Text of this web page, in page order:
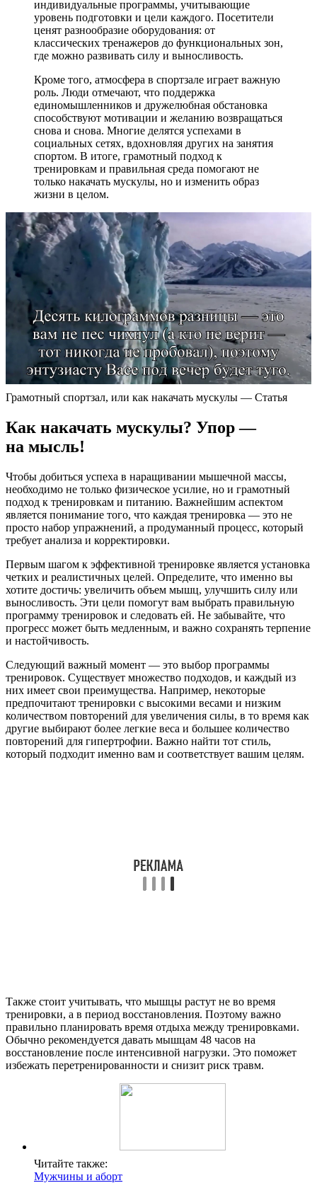
индивидуальные программы, учитывающие
уровень подготовки и цели каждого. Посетители
ценят разнообразие оборудования: от
классических тренажеров до функциональных зон,
где можно развивать силу и выносливость.
Кроме того, атмосфера в спортзале играет важную
роль. Люди отмечают, что поддержка
единомышленников и дружелюбная обстановка
способствуют мотивации и желанию возвращаться
снова и снова. Многие делятся успехами в
социальных сетях, вдохновляя других на занятия
спортом. В итоге, грамотный подход к
тренировкам и правильная среда помогают не
только накачать мускулы, но и изменить образ
жизни в целом.
Грамотный спортзал, или как накачать мускулы — Статья
Как накачать мускулы? Упор —
на мысль!
Чтобы добиться успеха в наращивании мышечной массы,
необходимо не только физическое усилие, но и грамотный
подход к тренировкам и питанию. Важнейшим аспектом
является понимание того, что каждая тренировка — это не
просто набор упражнений, а продуманный процесс, который
требует анализа и корректировки.
Первым шагом к эффективной тренировке является установка
четких и реалистичных целей. Определите, что именно вы
хотите достичь: увеличить объем мышц, улучшить силу или
выносливость. Эти цели помогут вам выбрать правильную
программу тренировок и следовать ей. Не забывайте, что
прогресс может быть медленным, и важно сохранять терпение
и настойчивость.
Следующий важный момент — это выбор программы
тренировок. Существует множество подходов, и каждый из
них имеет свои преимущества. Например, некоторые
предпочитают тренировки с высокими весами и низким
количеством повторений для увеличения силы, в то время как
другие выбирают более легкие веса и большее количество
повторений для гипертрофии. Важно найти тот стиль,
который подходит именно вам и соответствует вашим целям.
Также стоит учитывать, что мышцы растут не во время
тренировки, а в период восстановления. Поэтому важно
правильно планировать время отдыха между тренировками.
Обычно рекомендуется давать мышцам 48 часов на
восстановление после интенсивной нагрузки. Это поможет
избежать перетренированности и снизит риск травм.
Читайте также:
Мужчины и аборт